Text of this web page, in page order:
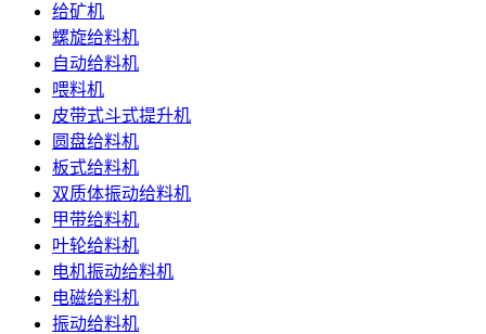
给矿机
螺旋给料机
自动给料机
喂料机
皮带式斗式提升机
圆盘给料机
板式给料机
双质体振动给料机
甲带给料机
叶轮给料机
电机振动给料机
电磁给料机
振动给料机